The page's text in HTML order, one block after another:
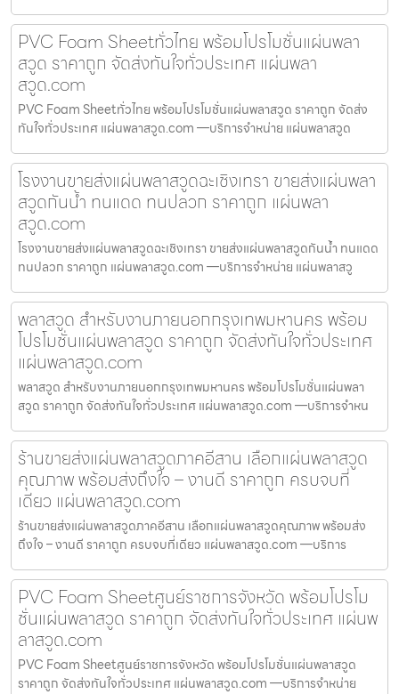
PVC Foam Sheetทั่วไทย พร้อมโปรโมชั่นแผ่นพลา
สวูด ราคาถูก จัดส่งทันใจทั่วประเทศ แผ่นพลา
สวูด.com
PVC Foam Sheetทั่วไทย พร้อมโปรโมชั่นแผ่นพลาสวูด ราคาถูก จัดส่ง
ทันใจทั่วประเทศ แผ่นพลาสวูด.com —บริการจำหน่าย แผ่นพลาสวูด
โรงงานขายส่งแผ่นพลาสวูดฉะเชิงเทรา ขายส่งแผ่นพลา
สวูดกันน้ำ ทนแดด ทนปลวก ราคาถูก แผ่นพลา
สวูด.com
โรงงานขายส่งแผ่นพลาสวูดฉะเชิงเทรา ขายส่งแผ่นพลาสวูดกันน้ำ ทนแดด
ทนปลวก ราคาถูก แผ่นพลาสวูด.com —บริการจำหน่าย แผ่นพลาสวู
พลาสวูด สำหรับงานภายนอกกรุงเทพมหานคร พร้อม
โปรโมชั่นแผ่นพลาสวูด ราคาถูก จัดส่งทันใจทั่วประเทศ
แผ่นพลาสวูด.com
พลาสวูด สำหรับงานภายนอกกรุงเทพมหานคร พร้อมโปรโมชั่นแผ่นพลา
สวูด ราคาถูก จัดส่งทันใจทั่วประเทศ แผ่นพลาสวูด.com —บริการจำหน
ร้านขายส่งแผ่นพลาสวูดภาคอีสาน เลือกแผ่นพลาสวูด
คุณภาพ พร้อมส่งถึงใจ – งานดี ราคาถูก ครบจบที่
เดียว แผ่นพลาสวูด.com
ร้านขายส่งแผ่นพลาสวูดภาคอีสาน เลือกแผ่นพลาสวูดคุณภาพ พร้อมส่ง
ถึงใจ – งานดี ราคาถูก ครบจบที่เดียว แผ่นพลาสวูด.com —บริการ
PVC Foam Sheetศูนย์ราชการจังหวัด พร้อมโปรโม
ชั่นแผ่นพลาสวูด ราคาถูก จัดส่งทันใจทั่วประเทศ แผ่นพ
ลาสวูด.com
PVC Foam Sheetศูนย์ราชการจังหวัด พร้อมโปรโมชั่นแผ่นพลาสวูด
ราคาถูก จัดส่งทันใจทั่วประเทศ แผ่นพลาสวูด.com —บริการจำหน่าย